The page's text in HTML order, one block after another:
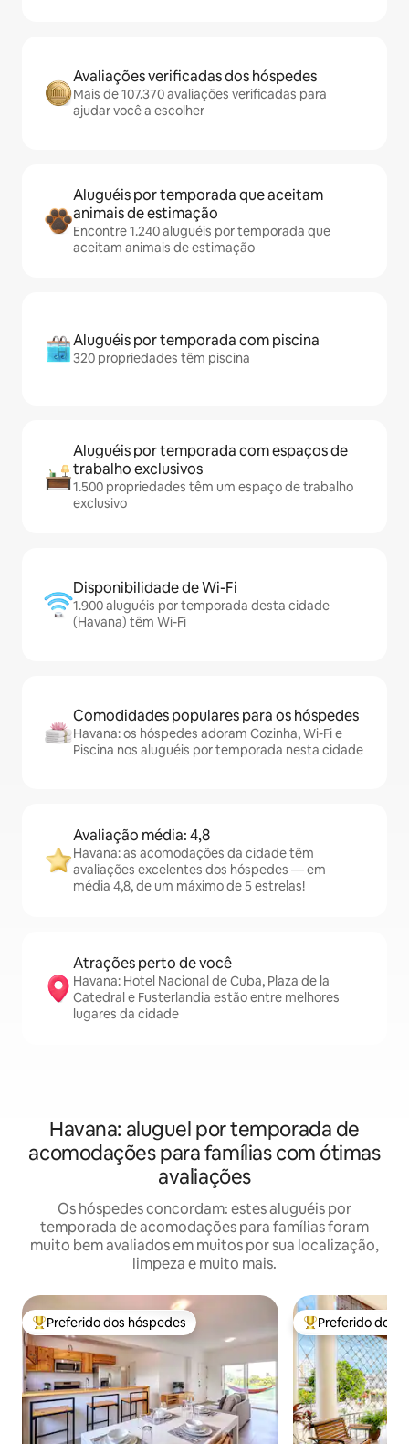
Avaliações verificadas dos hóspedes
Mais de 107.370 avaliações verificadas para
ajudar você a escolher
Aluguéis por temporada que aceitam
animais de estimação
Encontre 1.240 aluguéis por temporada que
aceitam animais de estimação
Aluguéis por temporada com piscina
320 propriedades têm piscina
Aluguéis por temporada com espaços de
trabalho exclusivos
1.500 propriedades têm um espaço de trabalho
exclusivo
Disponibilidade de Wi-Fi
1.900 aluguéis por temporada desta cidade
(Havana) têm Wi-Fi
Comodidades populares para os hóspedes
Havana: os hóspedes adoram Cozinha, Wi-Fi e
Piscina nos aluguéis por temporada nesta cidade
Avaliação média: 4,8
Havana: as acomodações da cidade têm
avaliações excelentes dos hóspedes — em
média 4,8, de um máximo de 5 estrelas!
Atrações perto de você
Havana: Hotel Nacional de Cuba, Plaza de la
Catedral e Fusterlandia estão entre melhores
lugares da cidade
Havana: aluguel por temporada de
acomodações para famílias com ótimas
avaliações
Os hóspedes concordam: estes aluguéis por
temporada de acomodações para famílias foram
muito bem avaliados em muitos por sua localização,
limpeza e muito mais.
Entre os melhores preferidos dos hóspedes
Preferido dos hóspedes Entre os
Preferido dos